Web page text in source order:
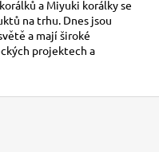
a Miyuki korálky se
na trhu. Dnes jsou
a mají široké
projektech a